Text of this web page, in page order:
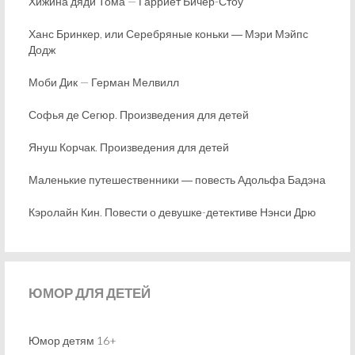
Ханс Бринкер, или Серебряные коньки ― Мэри Мэйпс
Додж
Моби Дик — Герман Мелвилл
Софья де Сегюр. Произведения для детей
Януш Корчак. Произведения для детей
Маленькие путешественники ― повесть Адольфа Бадэна
Кэролайн Кин. Повести о девушке-детективе Нэнси Дрю
ЮМОРДЛЯ ДЕТЕЙ
Юмор детям 16+